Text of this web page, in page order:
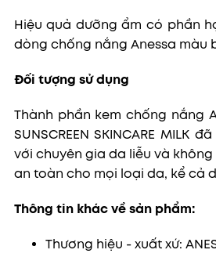
Hiệu quả dưỡng ẩm có phần
dòng chống nắng Anessa màu
Đối tượng sử dụng
Thành phần kem chống nắng
SUNSCREEN SKINCARE MILKđã
với chuyên gia da liễu và
an toàn cho mọi loại da, kể cả
Thông tin khác về sản phẩm:
Thương hiệu - xuất xứ: